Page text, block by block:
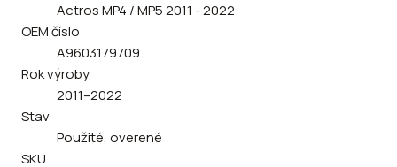
Actros MP4 / MP5 2011 - 2022
OEM číslo
A9603179709
Rok výroby
2011–2022
Stav
Použité, overené
SKU